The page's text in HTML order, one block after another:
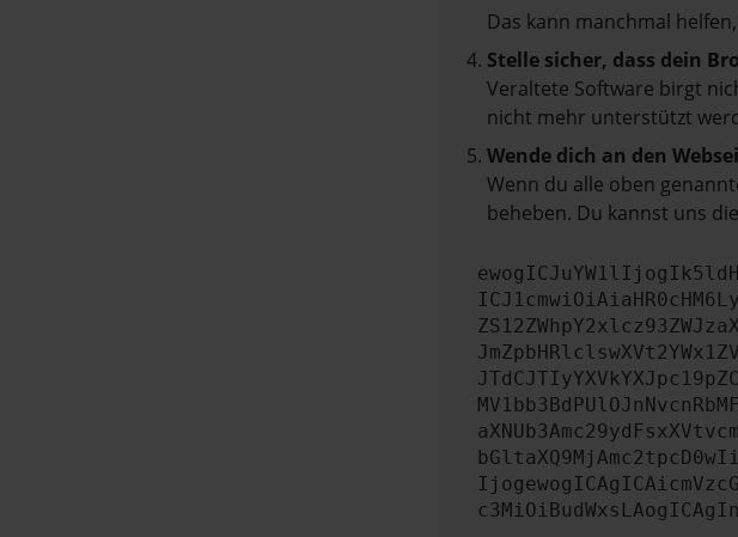
Das kann manchmal
Stelle sicher, dass dein
Veraltete Software birgt
nicht mehr unterstützt
Wende dich an den
Wenn du alle oben
beheben. Du kannst uns